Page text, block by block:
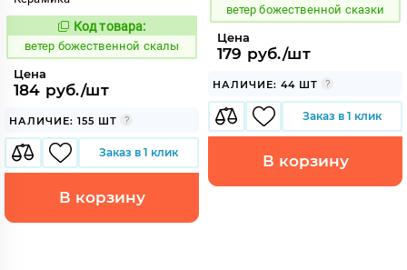
110216
Код товара:
ветер божественной скалы
Цена
184 руб./шт
НАЛИЧИЕ: 155 ШТ
Заказ в 1 клик
В корзину
ветер божественной сказки
Цена
179 руб./шт
НАЛИЧИЕ: 44 ШТ
Заказ в 1 клик
В корзину